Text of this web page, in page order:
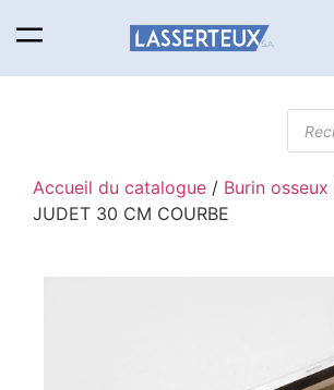
Accueil du catalogue / Burin osseux
JUDET 30 CM COURBE